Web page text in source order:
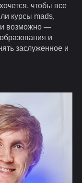
чтобы все
курсы mads,
и возможно —
и
заслуженное и